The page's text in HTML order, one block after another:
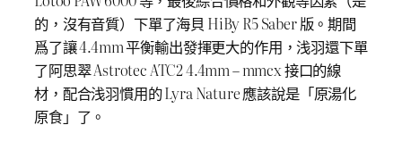
的，沒有音質）下單了海貝 HiBy R5 Saber 版。期間
爲了讓 4.4mm 平衡輸出發揮更大的作用，浅羽還下單
了阿思翠 Astrotec ATC2 4.4mm – mmcx 接口的線
材，配合浅羽慣用的 Lyra Nature 應該說是「原湯化
原食」了。